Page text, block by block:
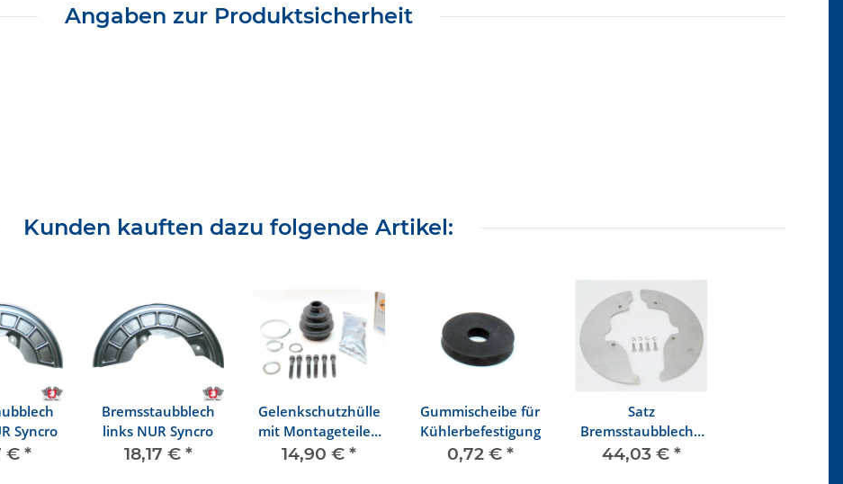
Angaben zur Produktsicherheit
Kunden kauften dazu folgende Artikel:
Syncro
€ *
Bremsstaubblech
links NUR Syncro
18,17 € *
Gelenkschutzhülle
mit Montageteilen
vorne innen
14,90 € *
Gummischeibe für
Kühlerbefestigung
0,72 € *
Satz
Bremsstaubbleche
Edelstahl SYNCRO
44,03 € *